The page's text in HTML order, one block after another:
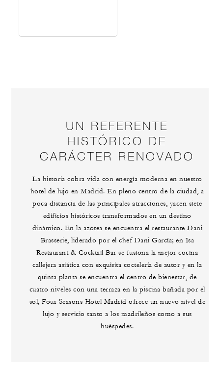
UN REFERENTE
HISTÓRICO DE
CARÁCTER RENOVADO
La historia cobra vida con energía moderna en nuestro
hotel de lujo en Madrid. En pleno centro de la ciudad, a
poca distancia de las principales atracciones, yacen siete
edificios históricos transformados en un destino
dinámico. En la azotea se encuentra el restaurante Dani
Brasserie, liderado por el chef Dani García; en Isa
Restaurant & Cocktail Bar se fusiona la mejor cocina
callejera asiática con exquisita coctelería de autor y en la
quinta planta se encuentra el centro de bienestar, de
cuatro niveles con una terraza en la piscina bañada por el
sol, Four Seasons Hotel Madrid ofrece un nuevo nivel de
lujo y servicio tanto a los madrileños como a sus
huéspedes.